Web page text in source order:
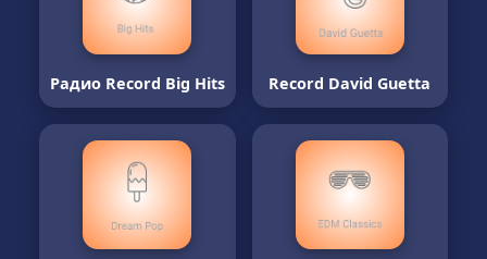
Радио Record Big Hits Record David Guetta